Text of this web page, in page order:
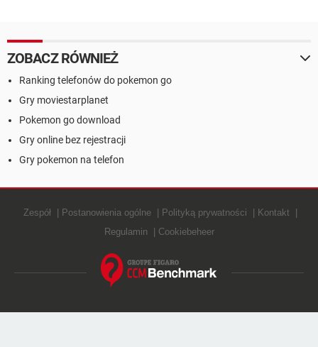
ZOBACZ RÓWNIEŻ
Ranking telefonów do pokemon go
Gry moviestarplanet
Pokemon go download
Gry online bez rejestracji
Gry pokemon na telefon
Zespół Postanowienia ogólne Polityką prywatności
Kontakt
Regulamin
Cookiebeheer